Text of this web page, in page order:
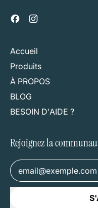
Facebook
Accueil
Produits
À PROPOS
BLOG
BESOIN D'AIDE ?
Rejoignez la
Adresse e-mail